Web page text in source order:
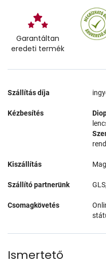
Garantáltan
eredeti termék
Szállítás díja
Kézbesítés
Kiszállítás
Szállító partnerünk
Csomagkövetés
Ismertető